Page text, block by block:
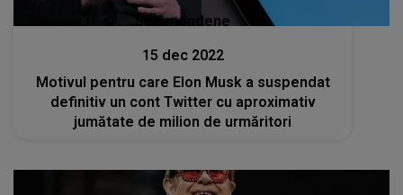
Stiri mondene
15 dec 2022
Motivul pentru care Elon Musk a suspendat
definitiv un cont Twitter cu aproximativ
jumătate de milion de urmăritori